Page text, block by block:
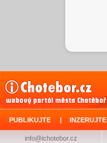
PUBLIKUJTE | INZERUJTE
info@ichotebor.cz